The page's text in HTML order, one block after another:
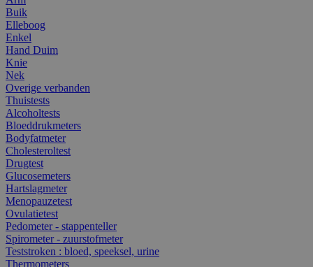
Buik
Elleboog
Enkel
Hand Duim
Knie
Nek
Overige verbanden
Thuistests
Alcoholtests
Bloeddrukmeters
Bodyfatmeter
Cholesteroltest
Drugtest
Glucosemeters
Hartslagmeter
Menopauzetest
Ovulatietest
Pedometer - stappenteller
Spirometer - zuurstofmeter
Teststroken : bloed, speeksel, urine
Thermometers